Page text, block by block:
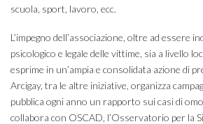
scuola, sport, lavoro, ecc.
L’impegno dell’associazione, oltre ad essere
psicologico e legale delle vittime, sia a livello
esprime in un’ampia e consolidata azione di
Arcigay, tra le altre iniziative, organizza
pubblica ogni anno un rapporto sui casi di
collabora con OSCAD, l’Osservatorio per la